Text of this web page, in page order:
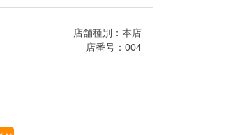
店舗種別：本店
店番号：004